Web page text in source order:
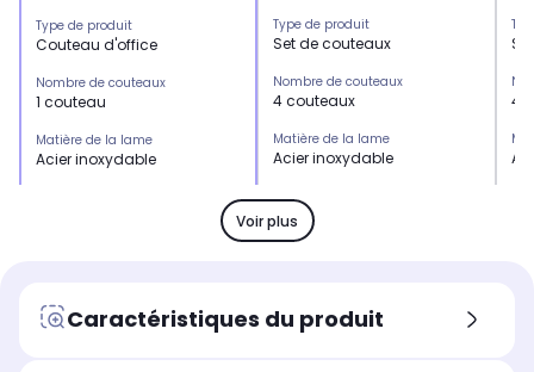
Type de produit
Couteau d'office
Nombre de couteaux
1 couteau
Matière de la lame
Acier inoxydable
Fabriqué en
France
Type de produit
Set de couteaux
Nombre de couteaux
4 couteaux
Matière de la lame
Acier inoxydable
Taille de la lame
11.0
Fabriqué en
France
4
Voir plus
Caractéristiques du produit